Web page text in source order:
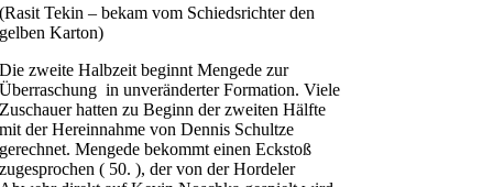
(Rasit Tekin – bekam vom Schiedsrichter den
gelben Karton)
Die zweite Halbzeit beginnt Mengede zur
Überraschung in unveränderter Formation. Viele
Zuschauer hatten zu Beginn der zweiten Hälfte
mit der Hereinnahme von Dennis Schultze
gerechnet. Mengede bekommt einen Eckstoß
zugesprochen ( 50. ), der von der Hordeler